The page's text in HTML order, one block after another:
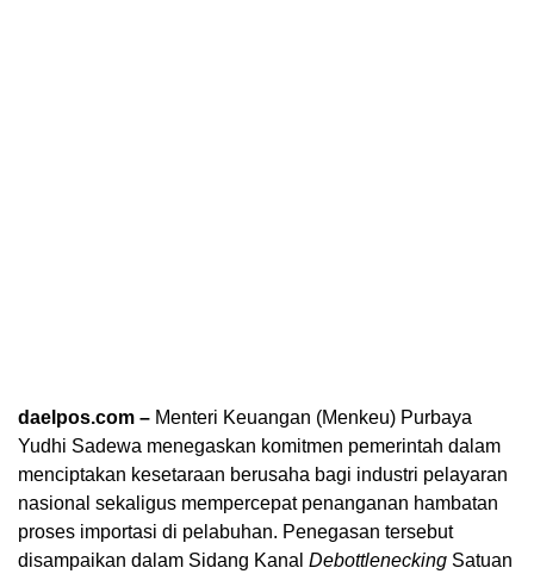
daelpos.com – Menteri Keuangan (Menkeu) Purbaya
Yudhi Sadewa menegaskan komitmen pemerintah dalam
menciptakan kesetaraan berusaha bagi industri pelayaran
nasional sekaligus mempercepat penanganan hambatan
proses importasi di pelabuhan. Penegasan tersebut
disampaikan dalam Sidang Kanal Debottlenecking Satuan